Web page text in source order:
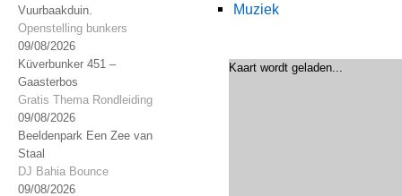
Vuurbaakduin.
Openstelling bunkers
09/08/2026
Küverbunker 451 –
Gaasterbos
Gratis Thema Rondleiding
09/08/2026
Beeldenpark Een Zee van
Staal
DJ Bahia Bounce
09/08/2026
Muziek
Kaart wordt geladen...